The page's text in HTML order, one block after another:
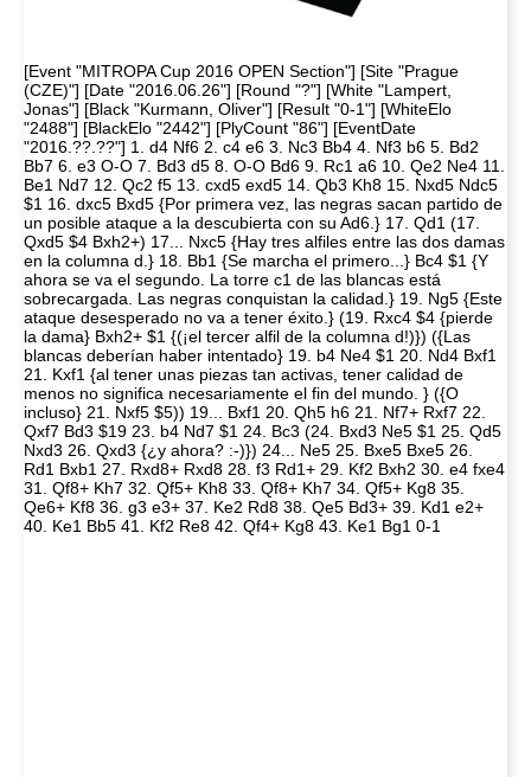
[Event "MITROPA Cup 2016 OPEN Section"] [Site "Prague
(CZE)"] [Date "2016.06.26"] [Round "?"] [White "Lampert,
Jonas"] [Black "Kurmann, Oliver"] [Result "0-1"] [WhiteElo
"2488"] [BlackElo "2442"] [PlyCount "86"] [EventDate
"2016.??.??"] 1. d4 Nf6 2. c4 e6 3. Nc3 Bb4 4. Nf3 b6 5. Bd2
Bb7 6. e3 O-O 7. Bd3 d5 8. O-O Bd6 9. Rc1 a6 10. Qe2 Ne4 11.
Be1 Nd7 12. Qc2 f5 13. cxd5 exd5 14. Qb3 Kh8 15. Nxd5 Ndc5
$1 16. dxc5 Bxd5 {Por primera vez, las negras sacan partido de
un posible ataque a la descubierta con su Ad6.} 17. Qd1 (17.
Qxd5 $4 Bxh2+) 17... Nxc5 {Hay tres alfiles entre las dos damas
en la columna d.} 18. Bb1 {Se marcha el primero...} Bc4 $1 {Y
ahora se va el segundo. La torre c1 de las blancas está
sobrecargada. Las negras conquistan la calidad.} 19. Ng5 {Este
ataque desesperado no va a tener éxito.} (19. Rxc4 $4 {pierde
la dama} Bxh2+ $1 {(¡el tercer alfil de la columna d!)}) ({Las
blancas deberían haber intentado} 19. b4 Ne4 $1 20. Nd4 Bxf1
21. Kxf1 {al tener unas piezas tan activas, tener calidad de
menos no significa necesariamente el fin del mundo. } ({O
incluso} 21. Nxf5 $5)) 19... Bxf1 20. Qh5 h6 21. Nf7+ Rxf7 22.
Qxf7 Bd3 $19 23. b4 Nd7 $1 24. Bc3 (24. Bxd3 Ne5 $1 25. Qd5
Nxd3 26. Qxd3 {¿y ahora? :-)}) 24... Ne5 25. Bxe5 Bxe5 26.
Rd1 Bxb1 27. Rxd8+ Rxd8 28. f3 Rd1+ 29. Kf2 Bxh2 30. e4 fxe4
31. Qf8+ Kh7 32. Qf5+ Kh8 33. Qf8+ Kh7 34. Qf5+ Kg8 35.
Qe6+ Kf8 36. g3 e3+ 37. Ke2 Rd8 38. Qe5 Bd3+ 39. Kd1 e2+
40. Ke1 Bb5 41. Kf2 Re8 42. Qf4+ Kg8 43. Ke1 Bg1 0-1